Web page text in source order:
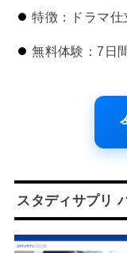
特徴：ドラマ仕
無料体験：7日
スタディサプリ